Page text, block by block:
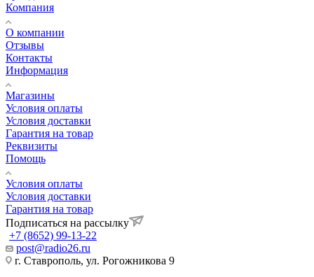
Компания
О компании
Отзывы
Контакты
Информация
Магазины
Условия оплаты
Условия доставки
Гарантия на товар
Реквизиты
Помощь
Условия оплаты
Условия доставки
Гарантия на товар
Подписаться на рассылку
+7 (8652) 99-13-22
post@radio26.ru
г. Ставрополь, ул. Рогожникова 9